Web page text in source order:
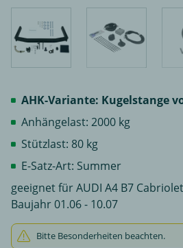
AHK-Variante: Kugelstange
Anhängelast: 2000 kg
Stützlast: 80 kg
E-Satz-Art: Summer
geeignet für AUDI A4 B7 Cabriolet
Baujahr 01.06 - 10.07
Bitte Besonderheiten beachten.